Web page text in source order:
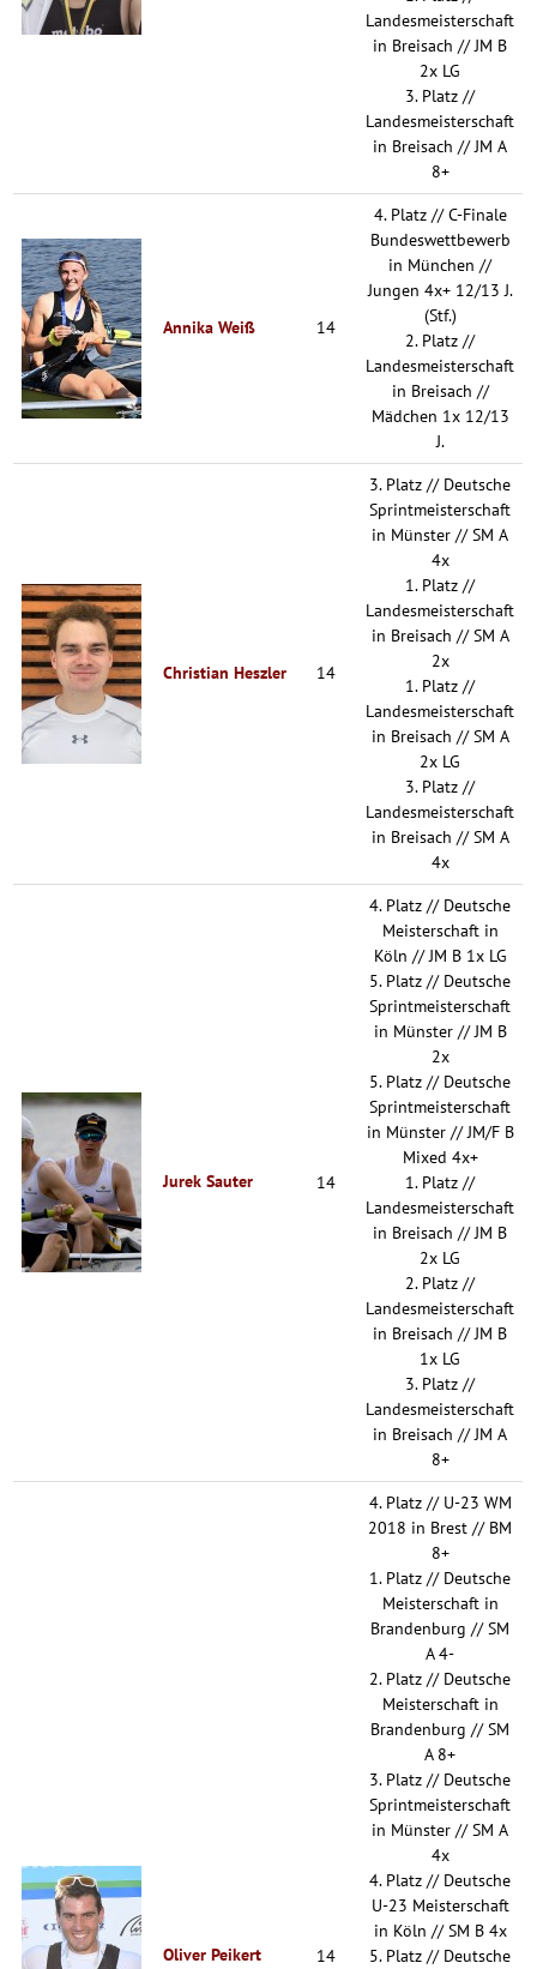
Landesmeisterschaft
in Breisach // JM B
2x LG
3. Platz //
Landesmeisterschaft
in Breisach // JM A
8+
Annika Weiß 14
4. Platz // C-Finale
Bundeswettbewerb
in München //
Jungen 4x+ 12/13 J.
(Stf.)
2. Platz //
Landesmeisterschaft
in Breisach //
Mädchen 1x 12/13
J.
Christian Heszler 14
3. Platz // Deutsche
Sprintmeisterschaft
in Münster // SM A
4x
1. Platz //
Landesmeisterschaft
in Breisach // SM A
2x
1. Platz //
Landesmeisterschaft
in Breisach // SM A
2x LG
3. Platz //
Landesmeisterschaft
in Breisach // SM A
4x
Jurek Sauter 14
4. Platz // Deutsche
Meisterschaft in
Köln // JM B 1x LG
5. Platz // Deutsche
Sprintmeisterschaft
in Münster // JM B
2x
5. Platz // Deutsche
Sprintmeisterschaft
in Münster // JM/F B
Mixed 4x+
1. Platz //
Landesmeisterschaft
in Breisach // JM B
2x LG
2. Platz //
Landesmeisterschaft
in Breisach // JM B
1x LG
3. Platz //
Landesmeisterschaft
in Breisach // JM A
8+
Oliver Peikert 14
4. Platz // U-23 WM
2018 in Brest // BM
8+
1. Platz // Deutsche
Meisterschaft in
Brandenburg // SM
A 4-
2. Platz // Deutsche
Meisterschaft in
Brandenburg // SM
A 8+
3. Platz // Deutsche
Sprintmeisterschaft
in Münster // SM A
4x
4. Platz // Deutsche
U-23 Meisterschaft
in Köln // SM B 4x
5. Platz // Deutsche